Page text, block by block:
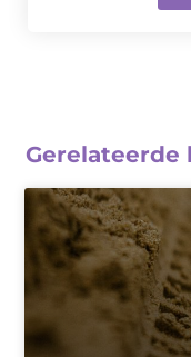
Gerelateerde